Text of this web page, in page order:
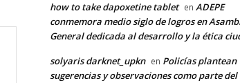
how to take dapoxetine tablet en ADEPE
conmemora medio siglo de logros en
General dedicada al desarrollo y la ética
solyaris darknet_upkn en Policías plantean
sugerencias y observaciones como parte